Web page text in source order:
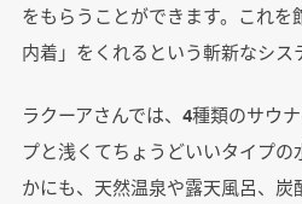
をもらうことができます。これ
内着」をくれるという斬新なシス
ラクーアさんでは、4種類のサウ
プと浅くてちょうどいいタイプ
かにも、天然温泉や露天風呂、